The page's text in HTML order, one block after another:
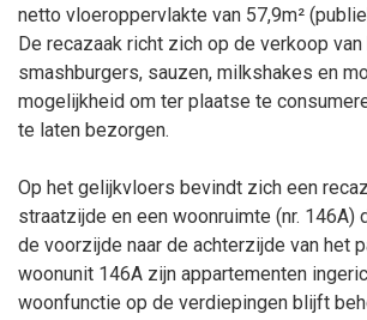
netto vloeroppervlakte van 57,9m²
De recazaak richt zich op de verkoop
smashburgers, sauzen, milkshakes en
mogelijkheid om ter plaatse te
te laten bezorgen.
Op het gelijkvloers bevindt zich een
straatzijde en een woonruimte (nr. 146A)
de voorzijde naar de achterzijde van het
woonunit 146A zijn appartementen
woonfunctie op de verdiepingen blijft